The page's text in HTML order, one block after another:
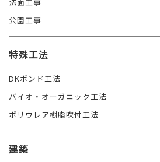
法面工事
公園工事
特殊工法
DKボンド工法
バイオ・オーガニック工法
ポリウレア樹脂吹付工法
建築